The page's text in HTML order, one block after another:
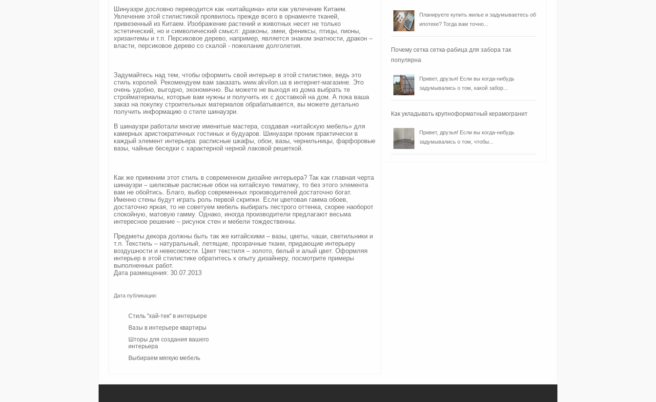
Шинуазри дословно переводится как «китайщина» или как увлечение Китаем.
Увлечение этой стилистикой проявилось прежде всего в орнаменте тканей,
привезенный из Китаем. Изображение растений и животных несет не только
эстетический, но и символический смысл: драконы, змеи, фениксы, птицы, пионы,
хризантемы и т.п. Персиковое дерево, например, является знаком знатности, дракон –
власти, персиковое дерево со скалой - пожелание долголетия.
Задумайтесь над тем, чтобы оформить свой интерьер в этой стилистике, ведь это
стиль королей. Рекомендуем вам заказать www.akvilon.ua в интернет-магазине. Это
очень удобно, выгодно, экономично. Вы можете не выходя из дома выбрать те
стройматериалы, которые вам нужны и получить их с доставкой на дом. А пока ваша
заказ на покупку строительных материалов обрабатывается, вы можете детально
получить информацию о стиле шинаузри.
В шинаузри работали многие именитые мастера, создавая «китайскую мебель» для
камерных аристократичных гостиных и будуаров. Шинуазри проник практически в
каждый элемент интерьера: расписные шкафы, обои, вазы, чернильницы, фарфоровые
вазы, чайные беседки с характерной черной лаковой решеткой.
Как же применим этот стиль в современном дизайне интерьера? Так как главная черта
шинаузри – шелковые расписные обои на китайскую тематику, то без этого элемента
вам не обойтись. Благо, выбор современных производителей достаточно богат.
Именно стены будут играть роль первой скрипки. Если цветовая гамма обоев,
достаточно яркая, то не советуем мебель выбирать пестрого оттенка, скорее наоборот
спокойную, матовую гамму. Однако, иногда производители предлагают весьма
интересное решение – рисунок стен и мебели тождественны.
Предметы декора должны быть так же китайскими – вазы, цветы, чаши, светильники и
т.п. Текстиль – натуральный, летящие, прозрачные ткани, придающие интерьеру
воздушности и невесомости. Цвет текстиля – золото, белый и алый цвет. Оформляя
интерьер в этой стилистике обратитесь к опыту дизайнеру, посмотрите примеры
выполненных работ.
Дата размещения: 30.07.2013
Дата публикации:
Стиль "хай-тек" в интерьере
Вазы в интерьере квартиры
Шторы для создания вашего
интерьера
Выбираем мягкую мебель
Планируете купить жилье и задумываетесь об
ипотеке? Тогда вам точно...
Почему сетка сетка-рабица для забора так
популярна
Привет, друзья! Если вы когда-нибудь
задумывались о том, какой забор...
Как укладывать крупноформатный керамогранит
Привет, друзья! Если вы когда-нибудь
задумывались о том, чтобы...